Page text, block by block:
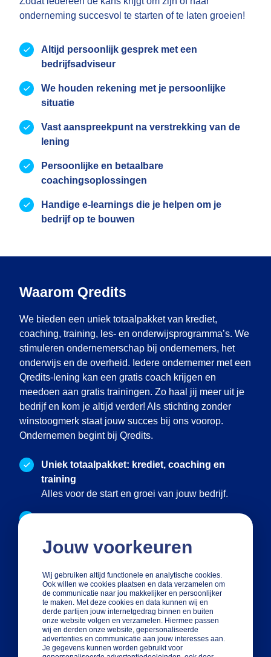
Jouw voorkeuren
Wij gebruiken altijd functionele en analytische cookies.
Ook willen we cookies plaatsen en data verzamelen om
de communicatie naar jou makkelijker en persoonlijker
te maken. Met deze cookies en data kunnen wij en
derde partijen jouw internetgedrag binnen en buiten
onze website volgen en verzamelen. Hiermee passen
wij en derden onze website, gepersonaliseerde
advertenties en communicatie aan jouw interesses aan.
Je gegevens kunnen worden gebruikt voor
onderneming succesvol te starten of te laten groeien!
Altijd persoonlijk gesprek met een
bedrijfsadviseur
We houden rekening met je persoonlijke
situatie
Vast aanspreekpunt na verstrekking van de
lening
Persoonlijke en betaalbare
coachingsoplossingen
Handige e-learnings die je helpen om je
bedrijf op te bouwen
Waarom Qredits
We bieden een uniek totaalpakket van krediet,
coaching, training, les- en onderwijsprogramma’s. We
stimuleren ondernemerschap bij ondernemers, het
onderwijs en de overheid. Iedere ondernemer met een
Qredits-lening kan een gratis coach krijgen en
meedoen aan gratis trainingen. Zo haal jij meer uit je
bedrijf en kom je altijd verder! Als stichting zonder
winstoogmerk staat jouw succes bij ons voorop.
Ondernemen begint bij Qredits.
Uniek totaalpakket: krediet, coaching en
training
Alles voor de start en groei van jouw bedrijf.
Onafhankelijke stichting zonder
winstoogmerk
Jouw succes staat bij ons voorop!
Adviesgesprek aanvragen